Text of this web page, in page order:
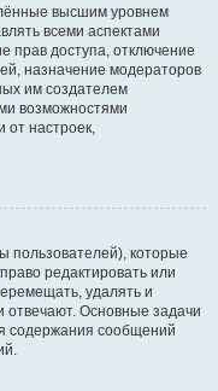
высшим уровнем
всеми аспектами
прав доступа, отключение
назначение модераторов
им создателем
возможностями
от настроек,
пользователей), которые
редактировать или
удалять и
Основные задачи
содержания сообщений